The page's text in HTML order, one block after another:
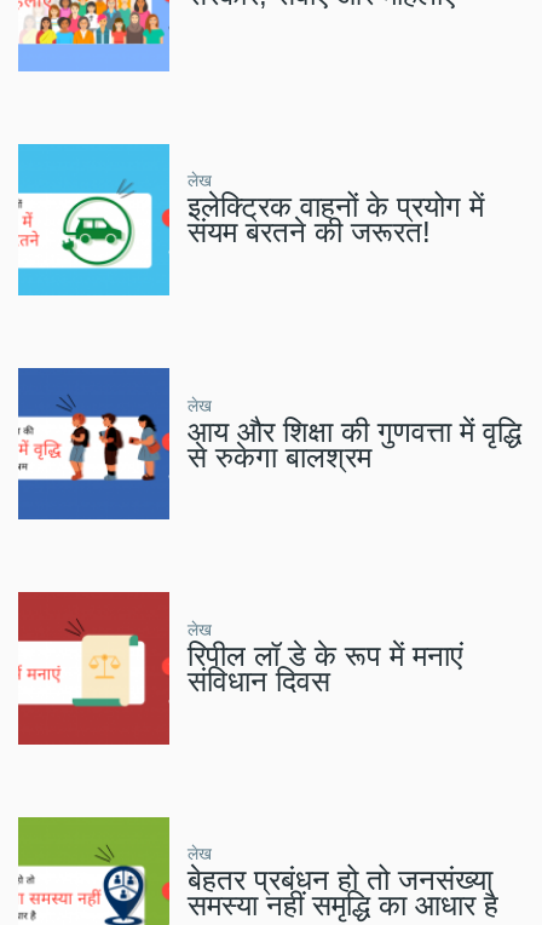
लेख
इलेक्ट्रिक वाहनों के प्रयोग में
संयम बरतने की जरूरत!
लेख
आय और शिक्षा की गुणवत्ता में वृद्धि
से रुकेगा बालश्रम
लेख
रिपील लॉ डे के रूप में मनाएं
संविधान दिवस
लेख
बेहतर प्रबंधन हो तो जनसंख्या
समस्या नहीं समृद्धि का आधार है